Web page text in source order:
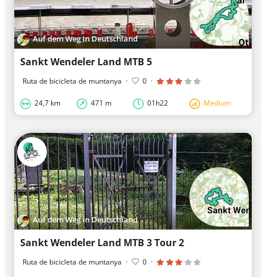
Auf dem Weg in Deutschland
Sankt Wendeler Land MTB 5
Ruta de bicicleta de muntanya · 0 ·
24,7 km 471 m 01h22 Medium
Auf dem Weg in Deutschland
Sankt Wendeler Land MTB 3 Tour 2
Ruta de bicicleta de muntanya · 0 ·